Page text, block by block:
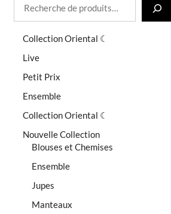
Collection Oriental ☾
Live
Petit Prix
Ensemble
Collection Oriental ☾
Nouvelle Collection
Blouses et Chemises
Ensemble
Jupes
Manteaux